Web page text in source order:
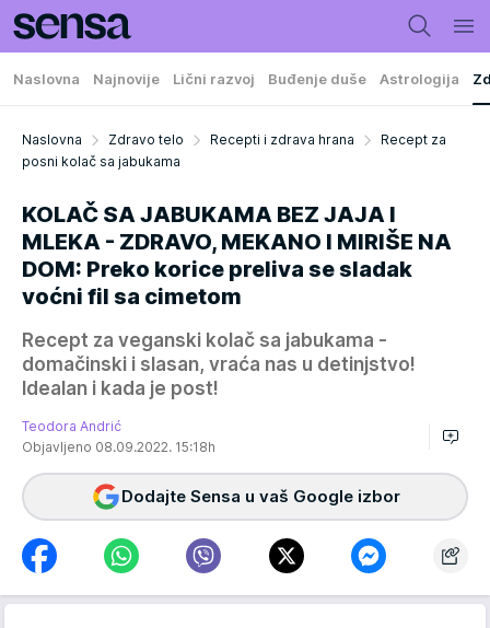
Naslovna Najnovije Lični razvoj Buđenje duše Astrologija
Naslovna Zdravo telo Recepti i zdrava hrana
Recept za
posni kolač sa jabukama
KOLAČ SA JABUKAMA BEZ JAJA I
MLEKA - ZDRAVO, MEKANO I MIRIŠE NA
DOM: Preko korice preliva se sladak
voćni fil sa cimetom
Recept za veganski kolač sa jabukama -
domačinski i slasan, vraća nas u detinjstvo!
Idealan i kada je post!
Teodora Andrić
Objavljeno 08.09.2022. 15:18h
Dodajte Sensa u vaš Google izbor